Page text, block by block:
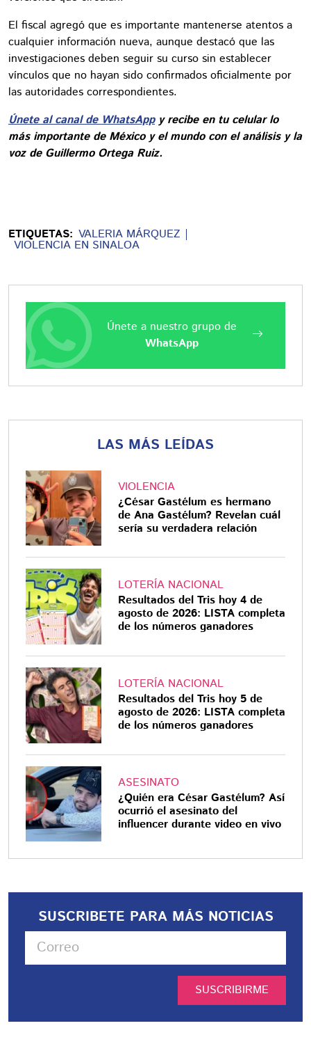
El fiscal agregó que es importante mantenerse atentos a
cualquier información nueva, aunque destacó que las
investigaciones deben seguir su curso sin establecer
vínculos que no hayan sido confirmados oficialmente por
las autoridades correspondientes.
Únete al canal de WhatsAppy recibe en tu celular lo
más importante de México y el mundo con el análisis y la
voz de Guillermo Ortega Ruiz.
ETIQUETAS: VALERIA MÁRQUEZ
VIOLENCIA EN SINALOA
Únete a nuestro grupo de
WhatsApp
LAS MÁS LEÍDAS
VIOLENCIA
¿César Gastélum es hermano
de Ana Gastélum? Revelan cuál
sería su verdadera relación
LOTERÍA NACIONAL
Resultados del Tris hoy 4 de
agosto de 2026: LISTA completa
de los números ganadores
LOTERÍA NACIONAL
Resultados del Tris hoy 5 de
agosto de 2026: LISTA completa
de los números ganadores
ASESINATO
¿Quién era César Gastélum? Así
ocurrió el asesinato del
influencer durante video en vivo
SUSCRIBETE PARA MÁS NOTICIAS
SUSCRIBIRME